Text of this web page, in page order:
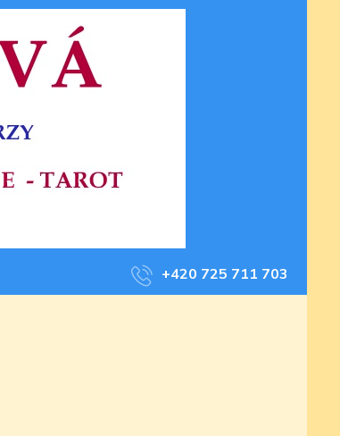
+420 725 711 703